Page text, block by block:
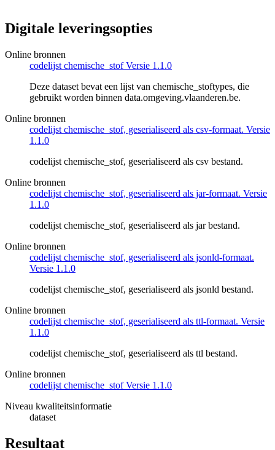
Digitale leveringsopties
Online bronnen
codelijst chemische_stof Versie 1.1.0
Deze dataset bevat een lijst van chemische_stoftypes, die
gebruikt worden binnen data.omgeving.vlaanderen.be.
Online bronnen
codelijst chemische_stof, geserialiseerd als csv-formaat. Versie
1.1.0
codelijst chemische_stof, geserialiseerd als csv bestand.
Online bronnen
codelijst chemische_stof, geserialiseerd als jar-formaat. Versie
1.1.0
codelijst chemische_stof, geserialiseerd als jar bestand.
Online bronnen
codelijst chemische_stof, geserialiseerd als jsonld-formaat.
Versie 1.1.0
codelijst chemische_stof, geserialiseerd als jsonld bestand.
Online bronnen
codelijst chemische_stof, geserialiseerd als ttl-formaat. Versie
1.1.0
codelijst chemische_stof, geserialiseerd als ttl bestand.
Online bronnen
codelijst chemische_stof Versie 1.1.0
Niveau kwaliteitsinformatie
dataset
Resultaat